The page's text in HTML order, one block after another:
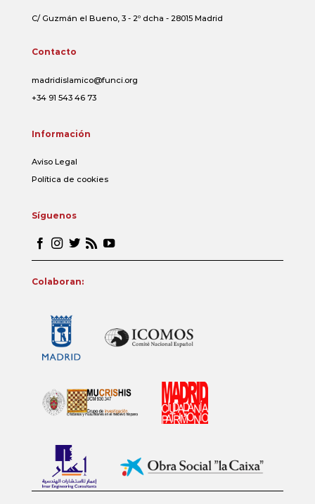
C/ Guzmán el Bueno, 3 - 2º dcha - 28015 Madrid
Contacto
madridislamico@funci.org
+34 91 543 46 73
Información
Aviso Legal
Política de cookies
Síguenos
Colaboran: